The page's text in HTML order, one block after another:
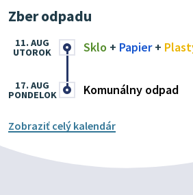
Zber odpadu
Sklo + Papier+
11. AUG
UTOROK
Komunálny odpad
17. AUG
PONDELOK
Zobraziť celý kalendár